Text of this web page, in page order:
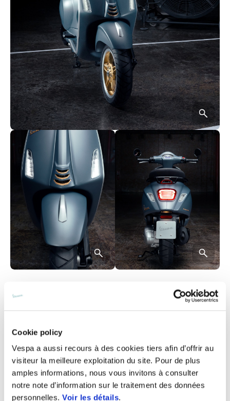
Cookie policy
Vespa a aussi recours à des cookies tiers afin d’offrir au
visiteur la meilleure exploitation du site. Pour de plus
amples informations, nous vous invitons à consulter
notre note d’information sur le traitement des données
personnelles. Voir les détails.
Plus
Plus